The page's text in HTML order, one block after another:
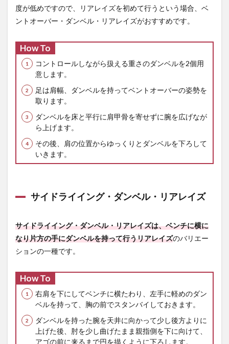
度が低めですので、リアレイズを初めて行うという場合、ベ
ントオーバー・ダンベル・リアレイズがおすすめです。
How To
コントロールしながら扱える重さのダンベルを2個用
意します。
足は肩幅、ダンベルを持ってベントオーバーの姿勢を
取ります。
ダンベルを床と平行に肩甲骨を寄せずに腕を広げなが
ら上げます。
その後、肩の位置からゆっくりとダンベルを下ろして
いきます。
サイドライイング・ダンベル・リアレイズ
サイドライイング・ダンベル・リアレイズは、ベンチに横に
なり片方の手にダンベルを持って行うリアレイズのバリエー
ションの一種です。
How To
右肩を下にしてベンチに横たわり、左手に軽めのダン
ベルを持って、胸の前でスタンバイしておきます。
ダンベルを持った腕を天井に向かって少し後方よりに
上げた後、肘を少し曲げたまま親指側を下に向けて、
アゴの前に来るまで円を描くように下ろします。